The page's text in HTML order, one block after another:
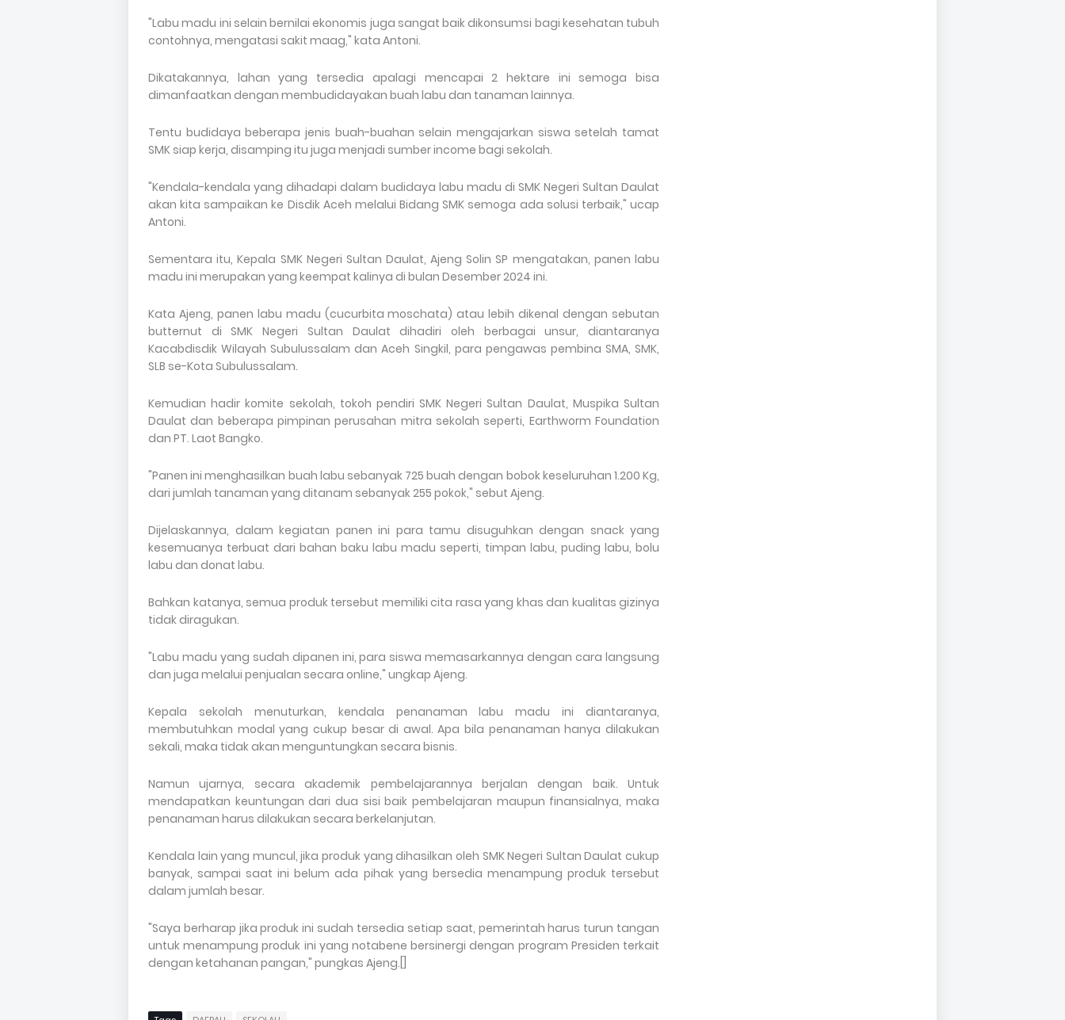
"Labu madu ini selain bernilai ekonomis juga sangat baik dikonsumsi bagi kesehatan tubuh
contohnya, mengatasi sakit maag," kata Antoni.
Dikatakannya, lahan yang tersedia apalagi mencapai 2 hektare ini semoga bisa
dimanfaatkan dengan membudidayakan buah labu dan tanaman lainnya.
Tentu budidaya beberapa jenis buah-buahan selain mengajarkan siswa setelah tamat
SMK siap kerja, disamping itu juga menjadi sumber income bagi sekolah.
"Kendala-kendala yang dihadapi dalam budidaya labu madu di SMK Negeri Sultan Daulat
akan kita sampaikan ke Disdik Aceh melalui Bidang SMK semoga ada solusi terbaik," ucap
Antoni.
Sementara itu, Kepala SMK Negeri Sultan Daulat, Ajeng Solin SP mengatakan, panen labu
madu ini merupakan yang keempat kalinya di bulan Desember 2024 ini.
Kata Ajeng, panen labu madu (cucurbita moschata) atau lebih dikenal dengan sebutan
butternut di SMK Negeri Sultan Daulat dihadiri oleh berbagai unsur, diantaranya
Kacabdisdik Wilayah Subulussalam dan Aceh Singkil, para pengawas pembina SMA, SMK,
SLB se-Kota Subulussalam.
Kemudian hadir komite sekolah, tokoh pendiri SMK Negeri Sultan Daulat, Muspika Sultan
Daulat dan beberapa pimpinan perusahan mitra sekolah seperti, Earthworm Foundation
dan PT. Laot Bangko.
"Panen ini menghasilkan buah labu sebanyak 725 buah dengan bobok keseluruhan 1.200 Kg,
dari jumlah tanaman yang ditanam sebanyak 255 pokok," sebut Ajeng.
Dijelaskannya, dalam kegiatan panen ini para tamu disuguhkan dengan snack yang
kesemuanya terbuat dari bahan baku labu madu seperti, timpan labu, puding labu, bolu
labu dan donat labu.
Bahkan katanya, semua produk tersebut memiliki cita rasa yang khas dan kualitas gizinya
tidak diragukan.
"Labu madu yang sudah dipanen ini, para siswa memasarkannya dengan cara langsung
dan juga melalui penjualan secara online," ungkap Ajeng.
Kepala sekolah menuturkan, kendala penanaman labu madu ini diantaranya,
membutuhkan modal yang cukup besar di awal. Apa bila penanaman hanya dilakukan
sekali, maka tidak akan menguntungkan secara bisnis.
Namun ujarnya, secara akademik pembelajarannya berjalan dengan baik. Untuk
mendapatkan keuntungan dari dua sisi baik pembelajaran maupun finansialnya, maka
penanaman harus dilakukan secara berkelanjutan.
Kendala lain yang muncul, jika produk yang dihasilkan oleh SMK Negeri Sultan Daulat cukup
banyak, sampai saat ini belum ada pihak yang bersedia menampung produk tersebut
dalam jumlah besar.
"Saya berharap jika produk ini sudah tersedia setiap saat, pemerintah harus turun tangan
untuk menampung produk ini yang notabene bersinergi dengan program Presiden terkait
dengan ketahanan pangan," pungkas Ajeng.[]